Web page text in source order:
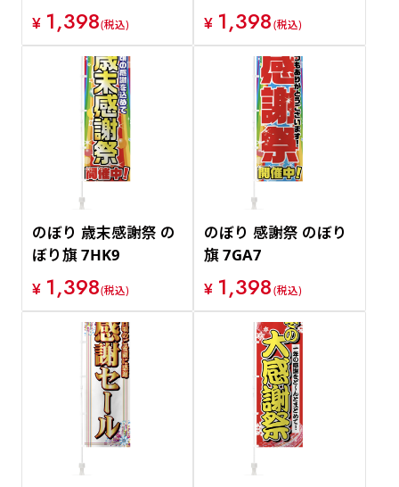
¥ 1,398(税込)
¥ 1,398(税込)
のぼり 歳末感謝祭 の
ぼり旗 7HK9
¥ 1,398(税込)
のぼり 感謝祭 のぼり
旗 7GA7
¥ 1,398(税込)